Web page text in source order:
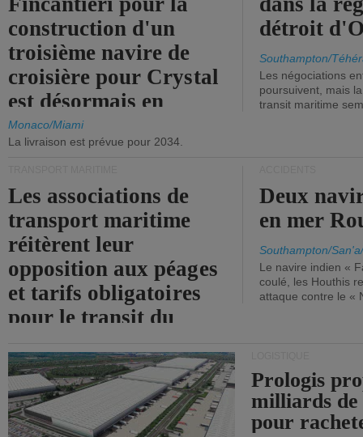
construction d'un
troisième navire de
croisière pour Crystal
est désormais en
vigueur.
Monaco/Miami
La livraison est prévue pour 2034.
détroit
Southampton/
Les négociations
poursuivent, mais
transit maritime
Les associations de
transport maritime
réitèrent leur
opposition aux péages
et tarifs obligatoires
pour le transit du
Deux
en mer
Southampton/
Le navire indien «
coulé, les Houthis
attaque contre le «
Prologis
milliards
pour